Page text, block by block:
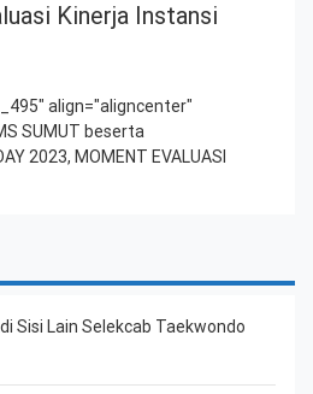
Kinerja Instansi
align="aligncenter"
SUMUT beserta
2023, MOMENT EVALUASI
Sisi Lain Selekcab Taekwondo